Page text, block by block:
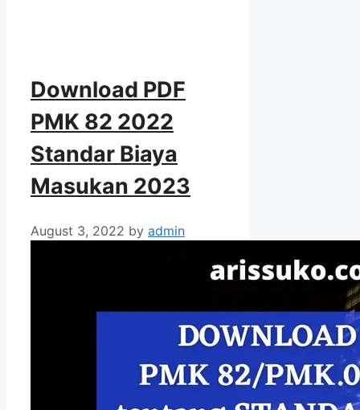
Download PDF
PMK 82 2022
Standar Biaya
Masukan 2023
August 3, 2022 by admin